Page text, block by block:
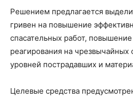
Решением предлагается
гривен на повышение
спасательных работ,
реагирования на чрезвычайных
уровней пострадавших и
Целевые средства